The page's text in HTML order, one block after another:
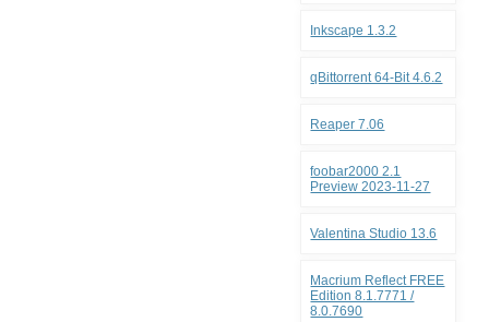
Inkscape 1.3.2
qBittorrent 64-Bit 4.6.2
Reaper 7.06
foobar2000 2.1
Preview 2023-11-27
Valentina Studio 13.6
Macrium Reflect FREE
Edition 8.1.7771 /
8.0.7690